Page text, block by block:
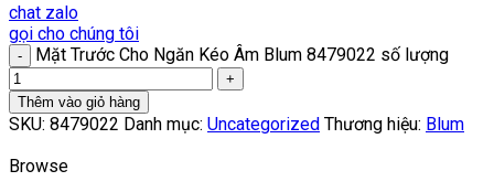
chat zalo
gọi cho chúng tôi
Mặt Trước Cho Ngăn Kéo Âm Blum 8479022 số lượng
Thêm vào giỏ hàng
SKU: 8479022 Danh mục: Uncategorized Thương hiệu: Blum
Browse